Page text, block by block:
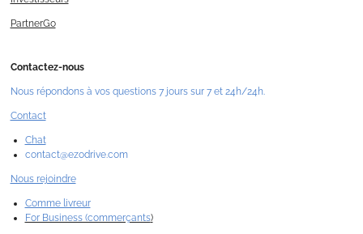
PartnerGo
Contactez-nous
Nous répondons à vos questions 7 jours sur 7 et 24h/24h.
Contact
Chat
contact@ezodrive.com
Nous rejoindre
Comme livreur
For Business (commerçants)